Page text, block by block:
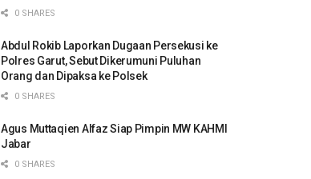
0 SHARES
Abdul Rokib Laporkan Dugaan Persekusi ke
Polres Garut, Sebut Dikerumuni Puluhan
Orang dan Dipaksa ke Polsek
0 SHARES
Agus Muttaqien Alfaz Siap Pimpin MW KAHMI
Jabar
0 SHARES